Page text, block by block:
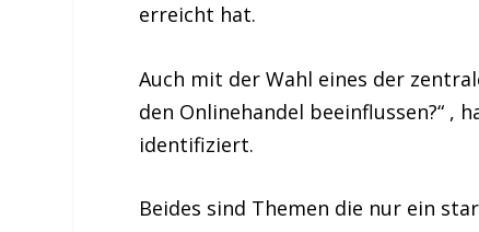
erreicht hat.
Auch mit der Wahl eines der
den Onlinehandel beeinflussen?“ ,
identifiziert.
Beides sind Themen die nur ein